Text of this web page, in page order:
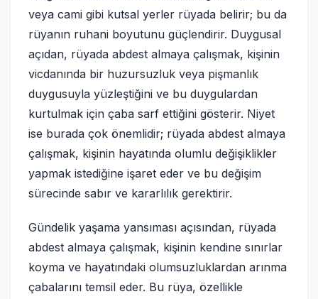
veya cami gibi kutsal yerler rüyada belirir; bu da
rüyanın ruhani boyutunu güçlendirir. Duygusal
açıdan, rüyada abdest almaya çalışmak, kişinin
vicdanında bir huzursuzluk veya pişmanlık
duygusuyla yüzleştiğini ve bu duygulardan
kurtulmak için çaba sarf ettiğini gösterir. Niyet
ise burada çok önemlidir; rüyada abdest almaya
çalışmak, kişinin hayatında olumlu değişiklikler
yapmak istediğine işaret eder ve bu değişim
sürecinde sabır ve kararlılık gerektirir.
Gündelik yaşama yansıması açısından, rüyada
abdest almaya çalışmak, kişinin kendine sınırlar
koyma ve hayatındaki olumsuzluklardan arınma
çabalarını temsil eder. Bu rüya, özellikle